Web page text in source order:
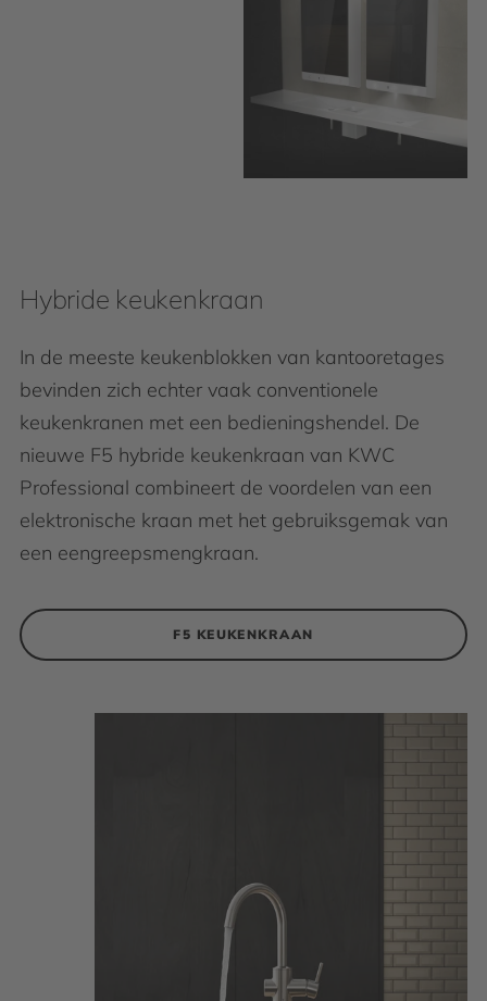
Hybride keukenkraan
In de meeste keukenblokken van kantooretages
bevinden zich echter vaak conventionele
keukenkranen met een bedieningshendel. De
nieuwe F5 hybride keukenkraan van KWC
Professional combineert de voordelen van een
elektronische kraan met het gebruiksgemak van
een eengreepsmengkraan.
F5 KEUKENKRAAN